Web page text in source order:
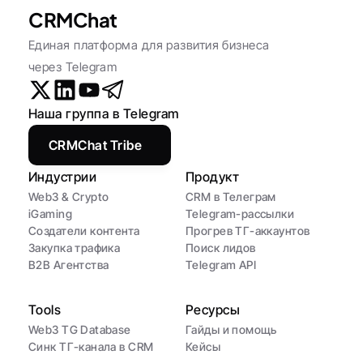
CRMChat
Единая платформа для развития бизнеса
через Telegram
Индустрии
Web3 & Crypto
iGaming
Создатели контента
Закупка трафика
B2B Агентства
Продукт
CRM в Телеграм
Telegram-рассылки
Прогрев ТГ-аккаунтов
Поиск лидов
Telegram API
Tools
Web3 TG Database
Синк ТГ-канала в CRM
Ресурсы
Гайды и помощь
Кейсы
Наша группа в Telegram
CRMChat Tribe